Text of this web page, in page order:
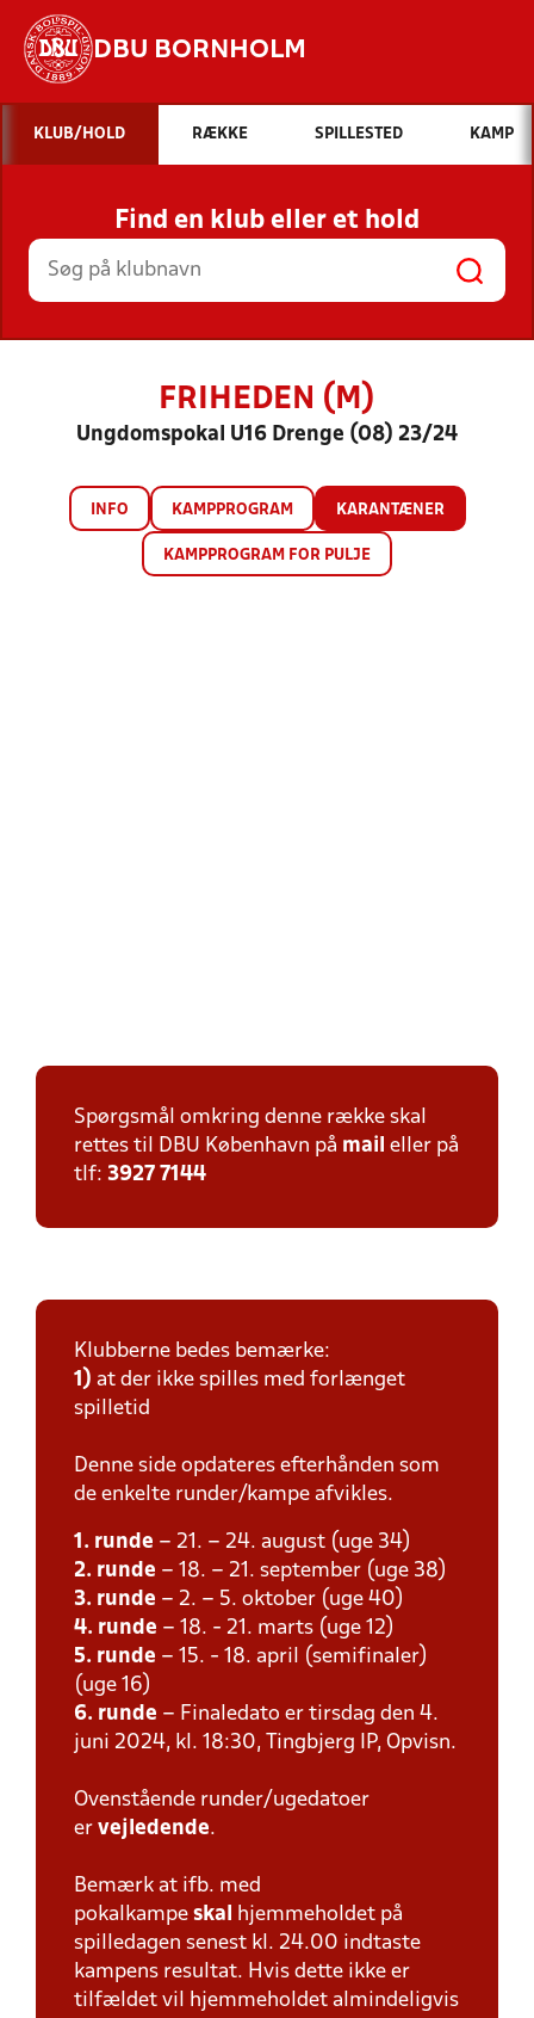
DBU BORNHOLM
Hvad vil du søge efter?
INDHOLD OG NYHEDER
STILLINGER, RESULTATER, KLUBBER OG
HOLD
KLUB/HOLD RÆKKE SPILLESTED KAMP
Find en klub eller et hold
FRIHEDEN (M)
Ungdomspokal U16 Drenge (08) 23/24
INFO KAMPPROGRAM KARANTÆNER
KAMPPROGRAM FOR PULJE
Spørgsmål omkring denne række skal
rettes til DBU København på mail eller på
tlf: 3927 7144
Klubberne bedes bemærke:
1) at der ikke spilles med forlænget
spilletid
Denne side opdateres efterhånden som
de enkelte runder/kampe afvikles.
1. runde – 21. – 24. august (uge 34)
2. runde – 18. – 21. september (uge 38)
3. runde – 2. – 5. oktober (uge 40)
4. runde – 18. - 21. marts (uge 12)
5. runde – 15. - 18. april (semifinaler)
(uge 16)
6. runde – Finaledato er tirsdag den 4.
juni 2024, kl. 18:30, Tingbjerg IP, Opvisn.
Ovenstående runder/ugedatoer
er vejledende.
Bemærk at ifb. med
pokalkampe skal
hjemmeholdet på
spilledagen senest kl. 24.00 indtaste
kampens resultat. Hvis dette ikke er
tilfældet vil hjemmeholdet almindeligvis